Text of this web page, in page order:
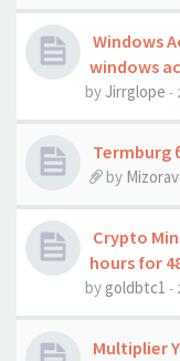
Windows
windows
by Jirrglope -
Termburg
by
Crypto
hours for
by goldbtc1 -
Multiplier